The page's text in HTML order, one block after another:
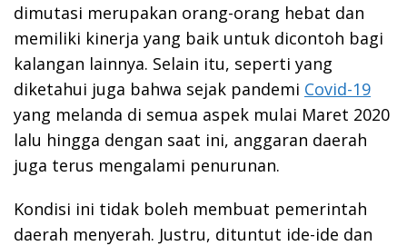
dimutasi merupakan orang-orang hebat dan
memiliki kinerja yang baik untuk dicontoh bagi
kalangan lainnya. Selain itu, seperti yang
diketahui juga bahwa sejak pandemi Covid-19
yang melanda di semua aspek mulai Maret 2020
lalu hingga dengan saat ini, anggaran daerah
juga terus mengalami penurunan.
Kondisi ini tidak boleh membuat pemerintah
daerah menyerah. Justru, dituntut ide-ide dan